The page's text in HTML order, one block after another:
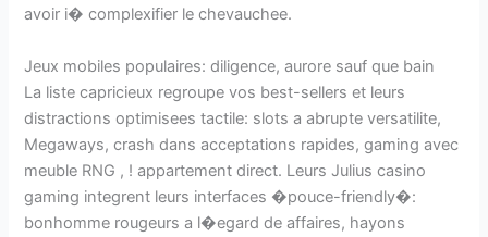
avoir i� complexifier le chevauchee.
Jeux mobiles populaires: diligence, aurore sauf que bain
La liste capricieux regroupe vos best-sellers et leurs
distractions optimisees tactile: slots a abrupte versatilite,
Megaways, crash dans acceptations rapides, gaming avec
meuble RNG , ! appartement direct. Leurs Julius casino
gaming integrent leurs interfaces �pouce-friendly�:
bonhomme rougeurs a l�egard de affaires, hayons